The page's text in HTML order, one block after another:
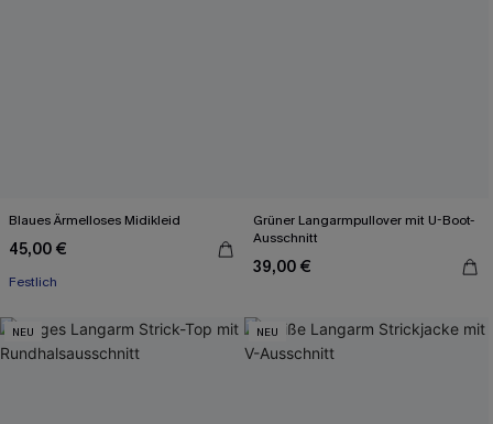
Blaues Ärmelloses Midikleid
45,00 €
Festlich
Grüner Langarmpullover mit U-Boot-
Ausschnitt
39,00 €
NEU NEU